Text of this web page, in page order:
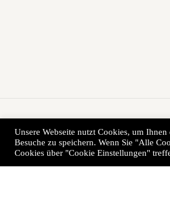
Unsere Webseite nutzt Cookies, um
Besuche zu speichern. Wenn Sie "Alle
Cookies über "Cookie Einstellungen"